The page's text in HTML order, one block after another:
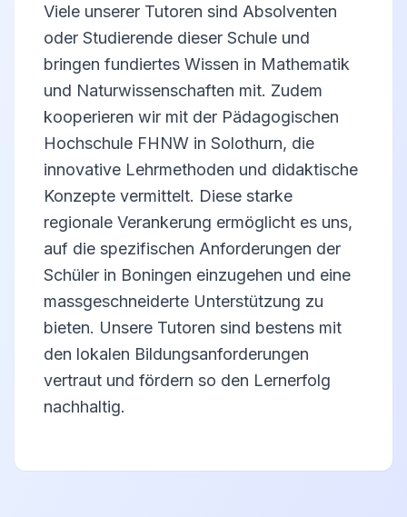
Viele unserer Tutoren sind Absolventen
oder Studierende dieser Schule und
bringen fundiertes Wissen in Mathematik
und Naturwissenschaften mit. Zudem
kooperieren wir mit der Pädagogischen
Hochschule FHNW in Solothurn, die
innovative Lehrmethoden und didaktische
Konzepte vermittelt. Diese starke
regionale Verankerung ermöglicht es uns,
auf die spezifischen Anforderungen der
Schüler in Boningen einzugehen und eine
massgeschneiderte Unterstützung zu
bieten. Unsere Tutoren sind bestens mit
den lokalen Bildungsanforderungen
vertraut und fördern so den Lernerfolg
nachhaltig.